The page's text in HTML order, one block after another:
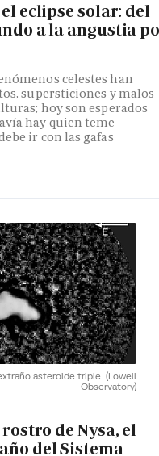
eclipse solar: del
a la angustia
celestes han
supersticiones y malos
hoy son esperados
hay quien teme
ir con las gafas
asteroide triple. (Lowell
Observatory)
de Nysa, el
del Sistema